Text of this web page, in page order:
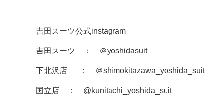
吉田スーツ公式instagram
吉田スーツ ： ＠yoshidasuit
下北沢店 ： ＠shimokitazawa_yoshida_suit
国立店 ： @kunitachi_yoshida_suit